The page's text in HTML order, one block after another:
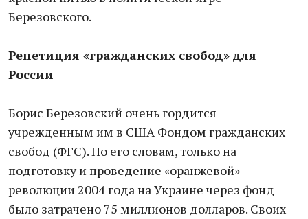
Березовского.
Репетиция «гражданских свобод» для
России
Борис Березовский очень гордится
учрежденным им в США Фондом гражданских
свобод (ФГС). По его словам, только на
подготовку и проведение «оранжевой»
революции 2004 года на Украине через фонд
было затрачено 75 миллионов долларов. Своих